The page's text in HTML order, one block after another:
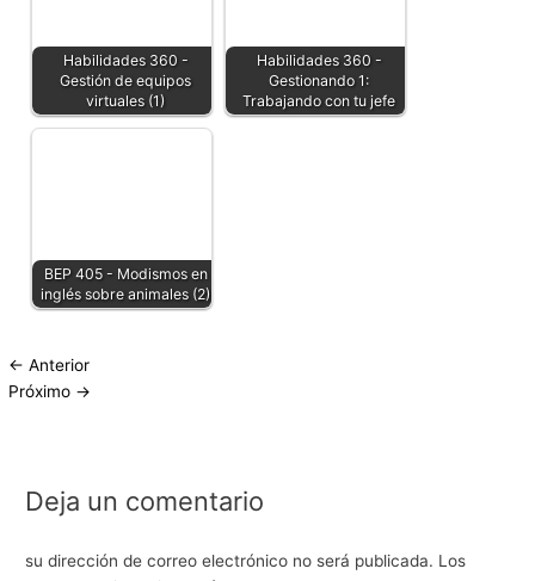
Habilidades 360 -
Gestión de equipos
virtuales (1)
Habilidades 360 -
Gestionando 1:
Trabajando con tu jefe
BEP 405 - Modismos en
inglés sobre animales (2)
← Anterior
Próximo →
Deja un comentario
su dirección de correo electrónico no será publicada. Los